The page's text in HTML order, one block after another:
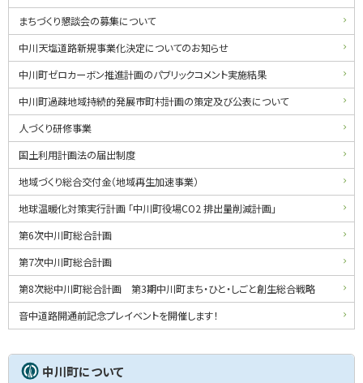
メ
ニ
ュ
ー
まちづくり懇談会の募集について
中川天塩道路新規事業化決定についてのお知らせ
中川町ゼロカーボン推進計画のパブリックコメント実施結果
中川町過疎地域持続的発展市町村計画の策定及び公表について
人づくり研修事業
国土利用計画法の届出制度
地域づくり総合交付金（地域再生加速事業）
地球温暖化対策実行計画 「中川町役場CO2 排出量削減計画」
第6次中川町総合計画
第7次中川町総合計画
第8次総中川町総合計画 第3期中川町まち・ひと・しごと創生総合戦略
音中道路開通前記念プレイベントを開催します！
中川町について